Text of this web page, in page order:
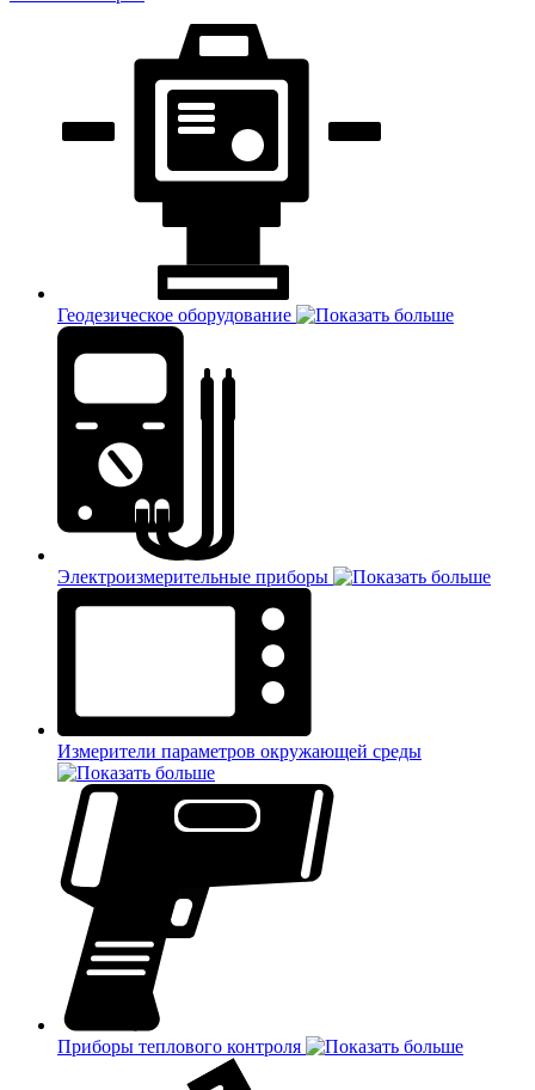
Геодезическое оборудование
Электроизмерительные приборы
Измерители параметров окружающей среды
Приборы теплового контроля